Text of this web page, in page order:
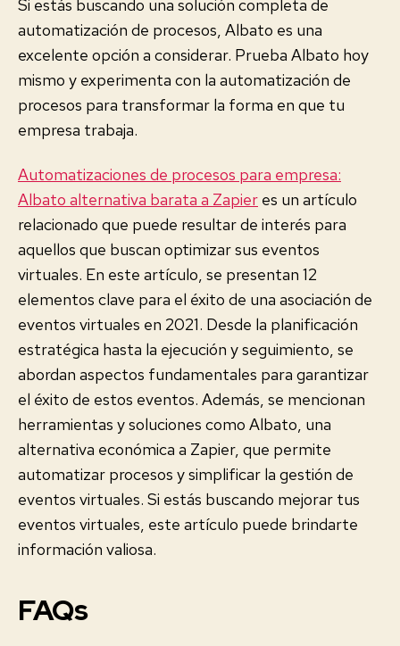
Si estás buscando una solución completa de
automatización de procesos, Albato es una
excelente opción a considerar. Prueba Albato hoy
mismo y experimenta con la automatización de
procesos para transformar la forma en que tu
empresa trabaja.
Automatizaciones de procesos para empresa:
Albato alternativa barata a Zapier es un artículo
relacionado que puede resultar de interés para
aquellos que buscan optimizar sus eventos
virtuales. En este artículo, se presentan 12
elementos clave para el éxito de una asociación de
eventos virtuales en 2021. Desde la planificación
estratégica hasta la ejecución y seguimiento, se
abordan aspectos fundamentales para garantizar
el éxito de estos eventos. Además, se mencionan
herramientas y soluciones como Albato, una
alternativa económica a Zapier, que permite
automatizar procesos y simplificar la gestión de
eventos virtuales. Si estás buscando mejorar tus
eventos virtuales, este artículo puede brindarte
información valiosa.
FAQs